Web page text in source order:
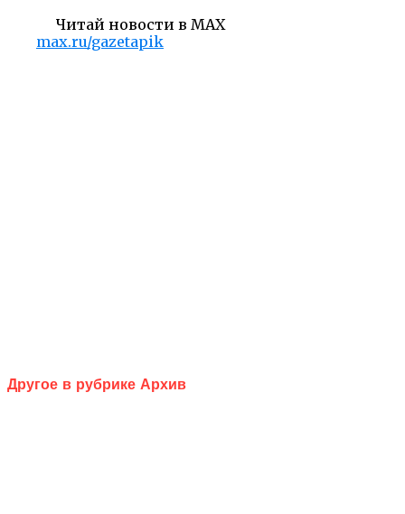
Читай новости в MAX
max.ru/gazetapik
Другое в рубрике Архив